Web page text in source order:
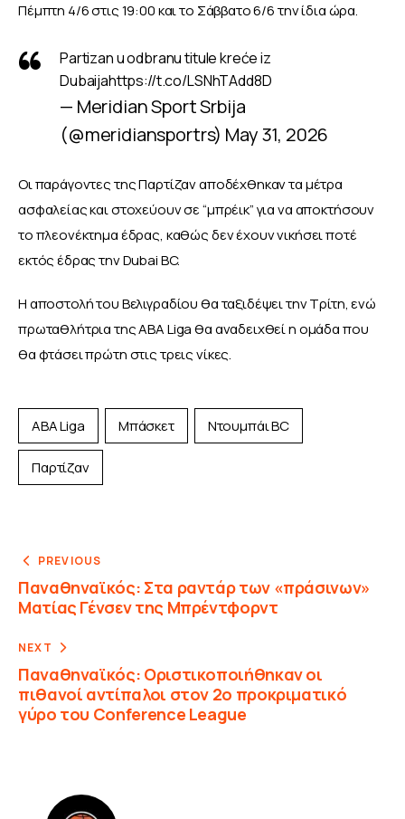
Πέμπτη 4/6 στις 19:00 και το Σάββατο 6/6 την ίδια ώρα.
Partizan u odbranu titule kreće iz
Dubaijahttps://t.co/LSNhTAdd8D
— Meridian Sport Srbija
(@meridiansportrs) May 31, 2026
Οι παράγοντες της Παρτίζαν αποδέχθηκαν τα μέτρα
ασφαλείας και στοχεύουν σε “μπρέικ” για να αποκτήσουν
το πλεονέκτημα έδρας, καθώς δεν έχουν νικήσει ποτέ
εκτός έδρας την Dubai BC.
Η αποστολή του Βελιγραδίου θα ταξιδέψει την Τρίτη, ενώ
πρωταθλήτρια της ABA Liga θα αναδειχθεί η ομάδα που
θα φτάσει πρώτη στις τρεις νίκες.
ABA Liga Μπάσκετ Ντουμπάι BC
Παρτίζαν
PREVIOUS
Παναθηναϊκός: Στα ραντάρ των «πράσινων»
Ματίας Γένσεν της Μπρέντφορντ
NEXT
Παναθηναϊκός: Οριστικοποιήθηκαν οι
πιθανοί αντίπαλοι στον 2ο προκριματικό
γύρο του Conference League